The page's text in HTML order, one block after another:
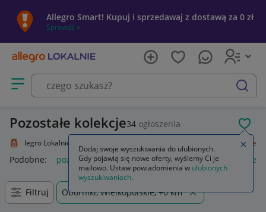
Allegro Smart! Kupuj i sprzedawaj z dostawą za 0 zł
Sprawdź »
Otwórz menu z kategoriami
szukaj
Pozostałe kolekcje34 ogłoszenia
Allegro Lokalnie Pozostałe
Podobne: pozostałe łóżka pozostałe pozostałe miasta i
Filtruj Oborniki, Wielkopolskie, +0 km
Dodaj swoje wyszukiwania do ulubionych.
Gdy pojawią się nowe oferty, wyślemy Ci je
mailowo. Ustaw powiadomienia w ulubionych
wyszukiwaniach.